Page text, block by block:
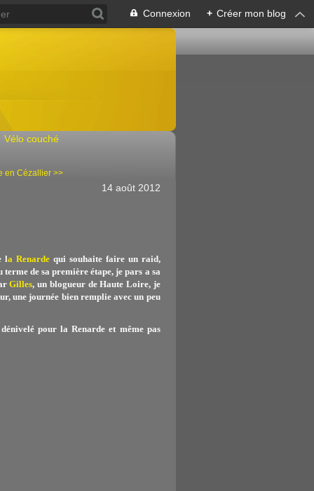
Connexion + Créer mon blog
Vélo couché
en Cézallier >>
14 août 2012
la Renardequi souhaite faire un raid,
de sa première étape, je pars a sa
Gilles, un blogueur de Haute Loire, je
une journée bien remplie avec un peu
pour la Renarde et même pas